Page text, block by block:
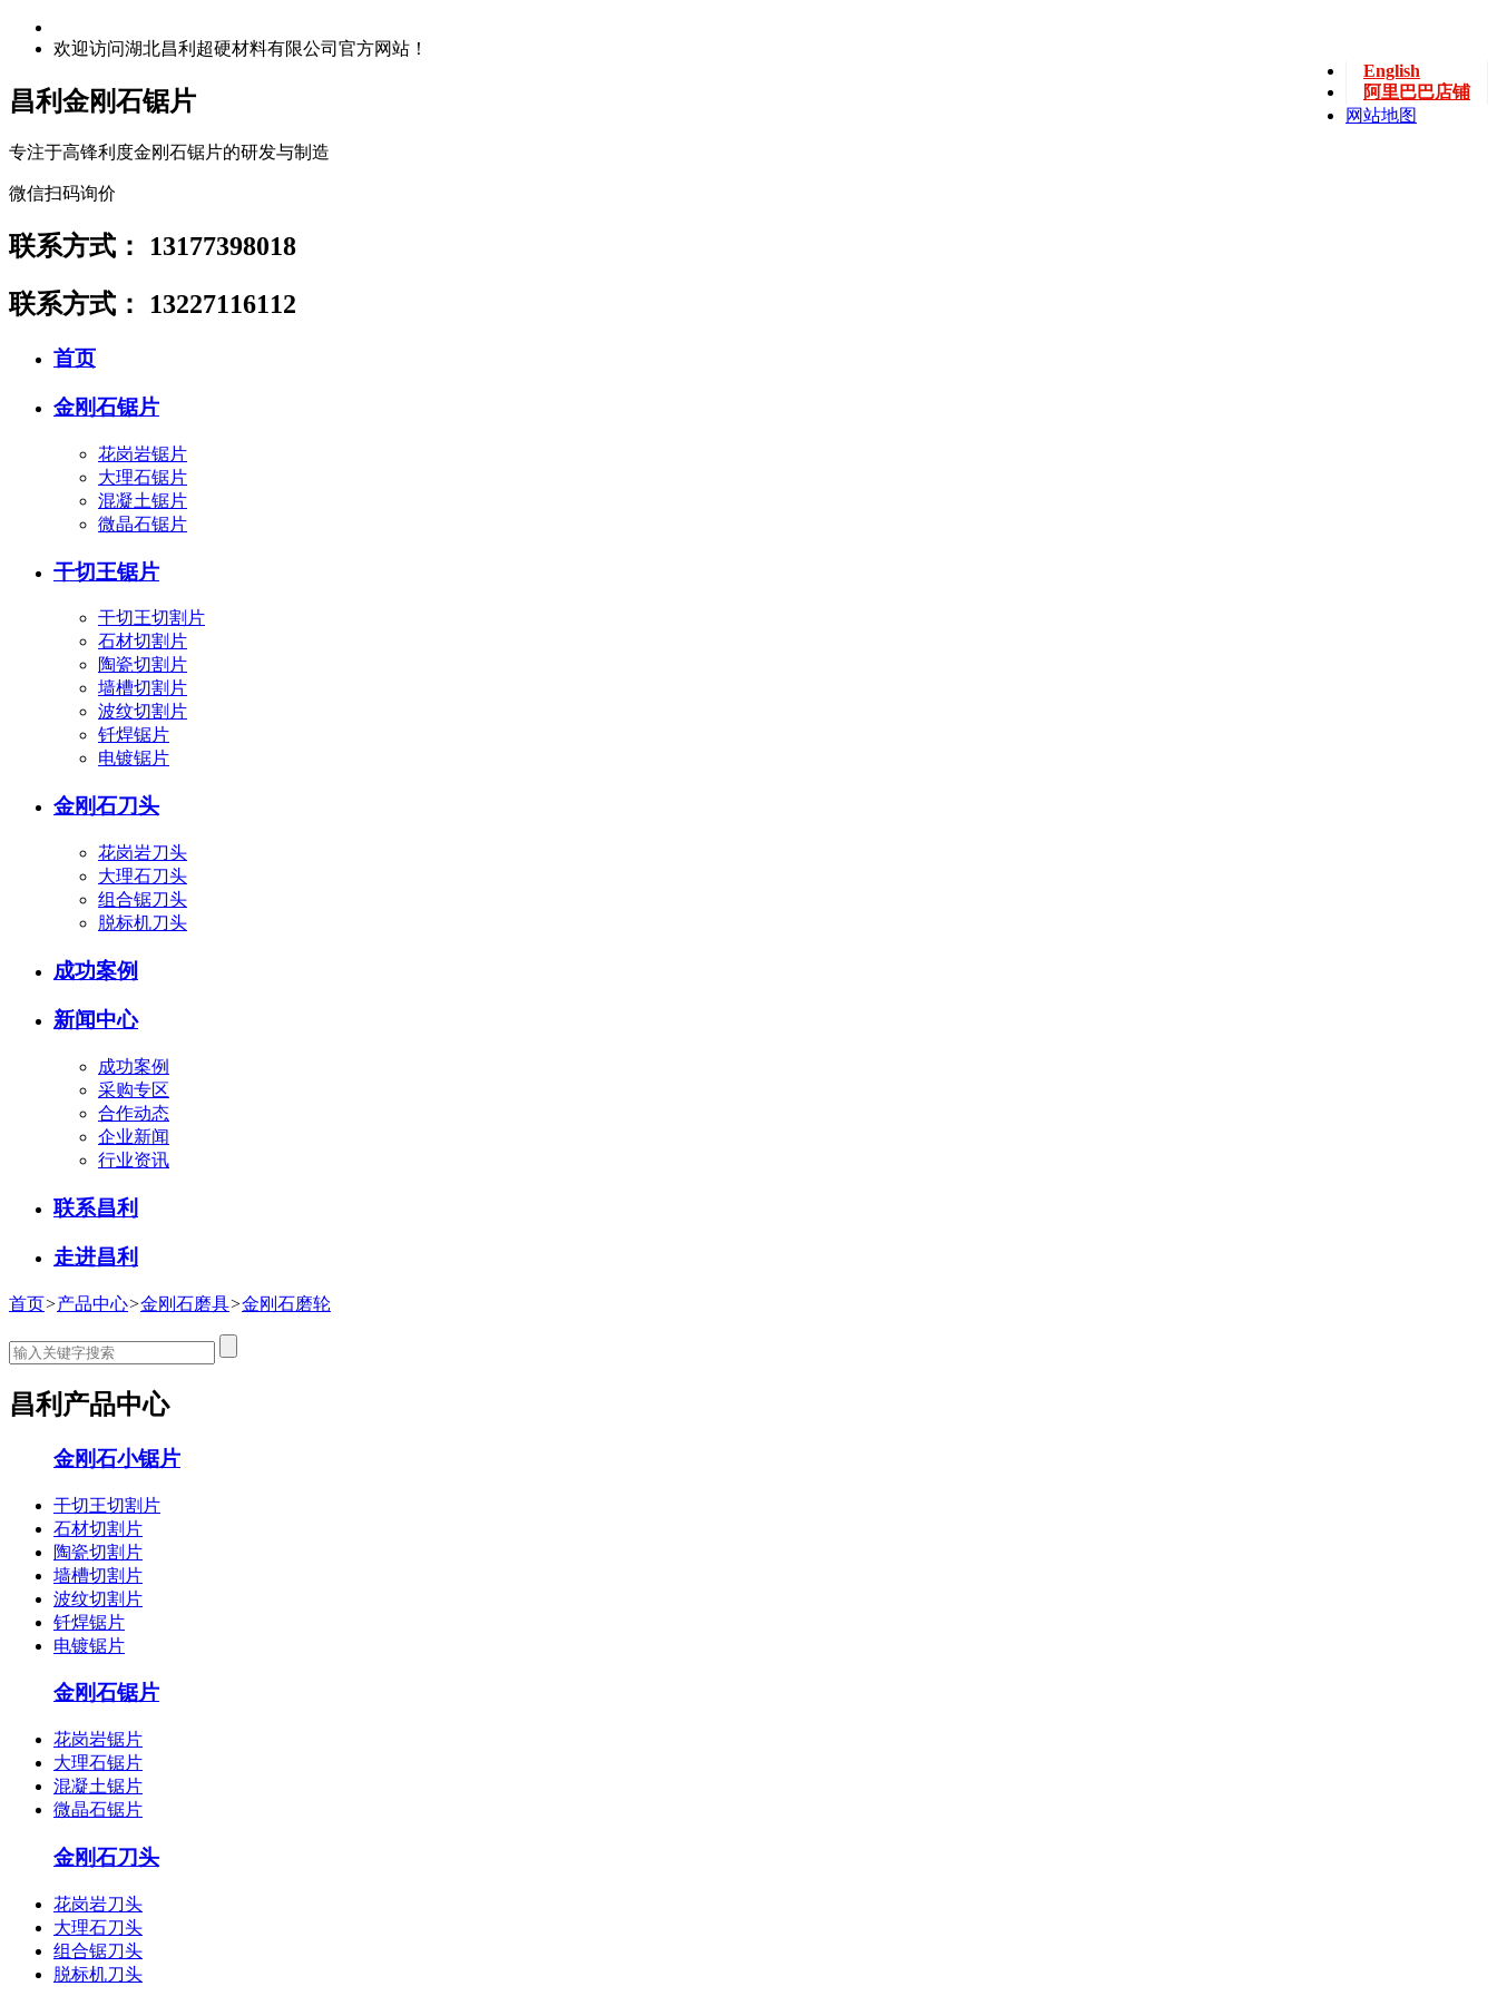
欢迎访问湖北昌利超硬材料有限公司官方网站！
English
阿里巴巴店铺
网站地图
昌利金刚石锯片
专注于高锋利度金刚石锯片的研发与制造
微信扫码询价
联系方式：
13177398018
联系方式：
13227116112
首页
金刚石锯片
花岗岩锯片
大理石锯片
混凝土锯片
微晶石锯片
干切王锯片
干切王切割片
石材切割片
陶瓷切割片
墙槽切割片
波纹切割片
钎焊锯片
电镀锯片
金刚石刀头
花岗岩刀头
大理石刀头
组合锯刀头
脱标机刀头
成功案例
新闻中心
成功案例
采购专区
合作动态
企业新闻
行业资讯
联系昌利
走进昌利
首页>产品中心>金刚石磨具>金刚石磨轮
昌利产品中心
金刚石小锯片
干切王切割片
石材切割片
陶瓷切割片
墙槽切割片
波纹切割片
钎焊锯片
电镀锯片
金刚石锯片
花岗岩锯片
大理石锯片
混凝土锯片
微晶石锯片
金刚石刀头
花岗岩刀头
大理石刀头
组合锯刀头
脱标机刀头